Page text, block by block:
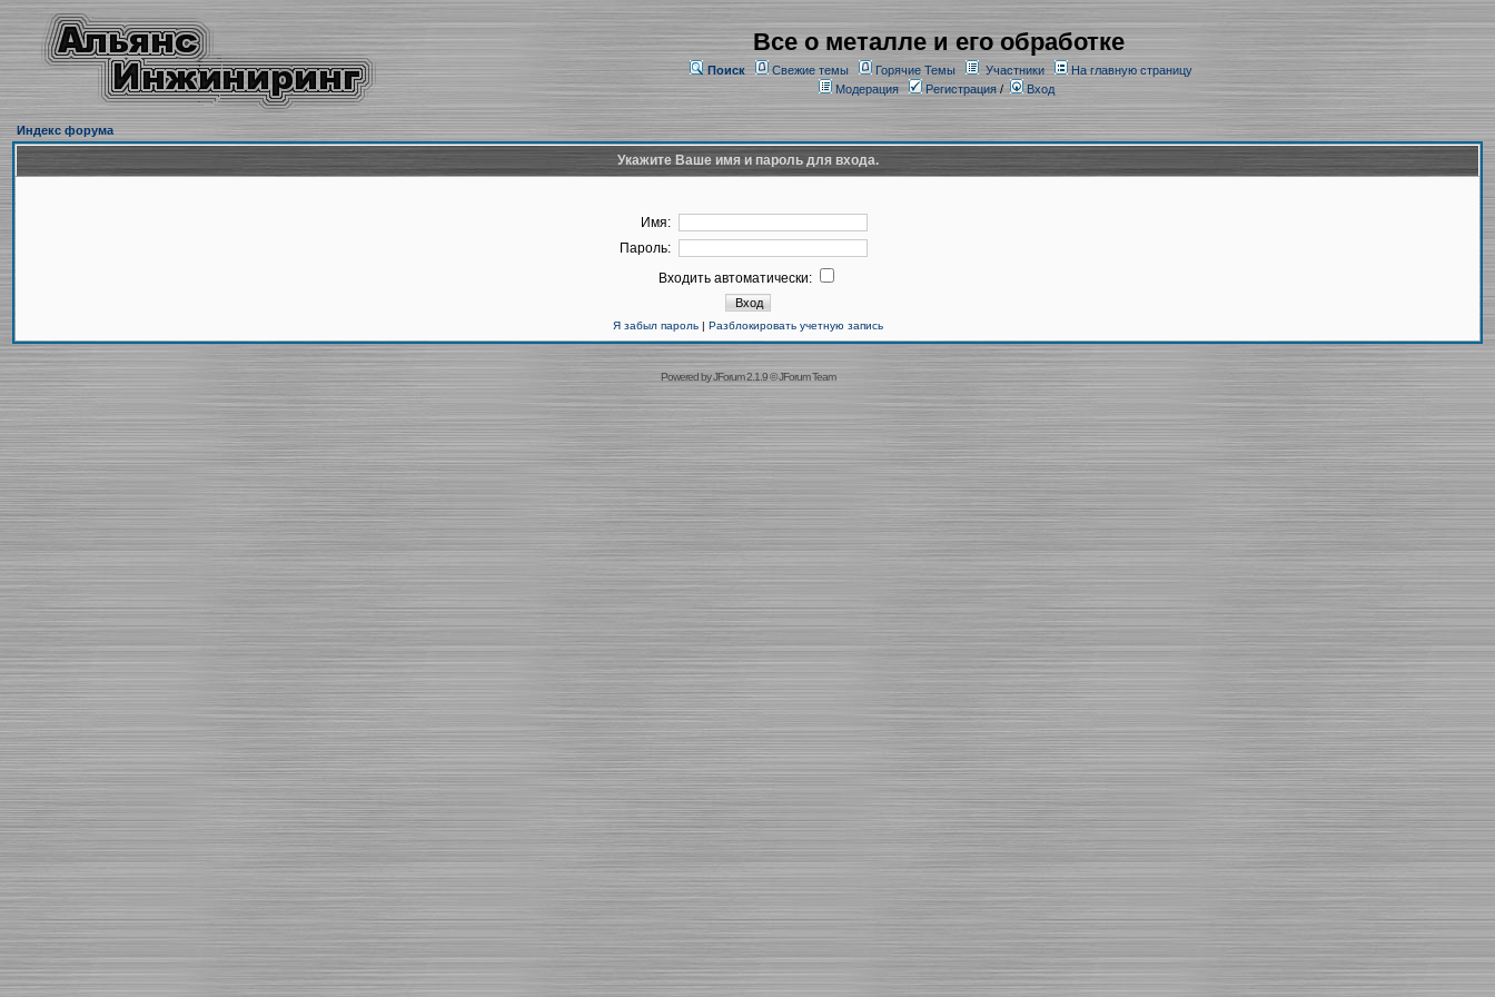
Все о металле и его обработке
Поиск Свежие темы Горячие Темы Участники
На главную страницу
Модерация
Регистрация/ Вход
Индекс форума
Укажите Ваше имя и пароль для входа.
Имя:
Пароль:
Входить автоматически:
Я забыл пароль| Разблокировать учетную запись
Powered byJForum 2.1.9©JForum Team